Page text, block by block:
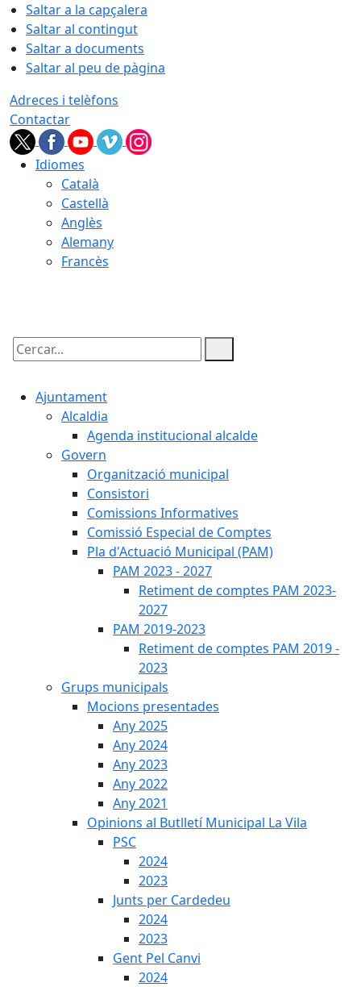
Saltar a la capçalera
Saltar al contingut
Saltar a documents
Saltar al peu de pàgina
Adreces i telèfons
Contactar
Idiomes
Català
Castellà
Anglès
Alemany
Francès
Cercar:
Ajuntament
Alcaldia
Agenda institucional alcalde
Govern
Organització municipal
Consistori
Comissions Informatives
Comissió Especial de Comptes
Pla d'Actuació Municipal (PAM)
PAM 2023 - 2027
Retiment de comptes PAM 2023-
2027
PAM 2019-2023
Retiment de comptes PAM 2019 -
2023
Grups municipals
Mocions presentades
Any 2025
Any 2024
Any 2023
Any 2022
Any 2021
Opinions al Butlletí Municipal La Vila
PSC
2024
2023
Junts per Cardedeu
2024
2023
Gent Pel Canvi
2024